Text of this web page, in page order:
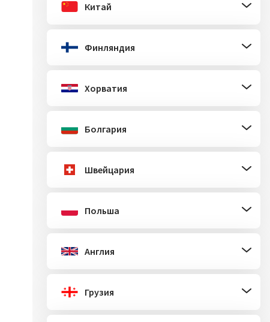
Китай
Финляндия
Хорватия
Болгария
Швейцария
Польша
Англия
Грузия